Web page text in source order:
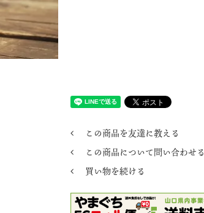
この商品を友達に教える
この商品について問い合わせる
買い物を続ける